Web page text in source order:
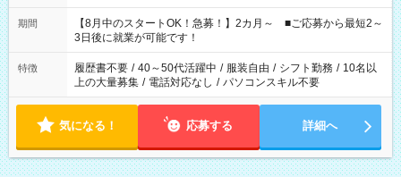
と休みを合わせたい」 「余裕を持って夕飯の準備がしたい」
「できれば残業はしたくない」 など、ご希望を教えてください
ね。 ※Wワーク希望の方へ 今ご覧のお仕事で希望する勤務時間
と、もう1つのお仕事の勤務時間。 合計で週40時間を超える場
合は応募できません。
期間
【8月中のスタートOK！急募！】2カ月～ ■ご応募から最短2～
3日後に就業が可能です！
特徴 履歴書不要 / 40～50代活躍中 / 服装自由 / シフト勤務 / 10名以
上の大量募集 / 電話対応なし / パソコンスキル不要
気になる！ 応募する 詳細へ